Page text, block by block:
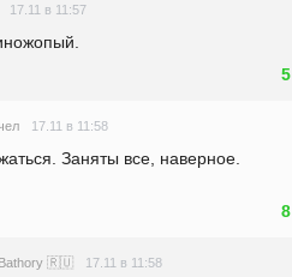
17.11 в 11:57
5
17.11 в 11:58
Заняты все, наверное.
8
Bathory 🇷🇺 17.11 в 11:58